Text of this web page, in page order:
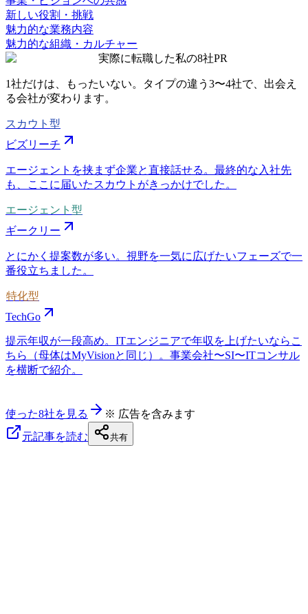
新しい役割・挑戦
魅力的な業務内容
魅力的な組織・カルチャー
実際に転職した私の8社PR
1社だけは、もったいない。タイプの違う 3〜4社で、出会え
る会社が変わります。
スカウト型
ビズリーチ
エージェントを挟まず企業と直接話せる。最終的な入社先
も、ここに届いたスカウトがきっかけでした。
エージェント型
ギークリー
とにかく提案数が多い。視野を一気に広げたいフェーズで一
番役立ちました。
特化型
TechGo
提示年収が一段高め。ITエンジニアで年収を上げたいならこ
ちら（母体はMyVisionと同じ）。事業会社〜SI〜ITコンサル
を横断で紹介。
使った8社を見る
※ 広告を含みます
元記事を読む
共有